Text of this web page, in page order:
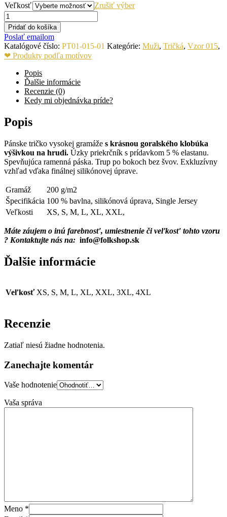
Veľkosť Zrušiť výber
Pridať do košíka
Poslať emailom
Katalógové číslo: PT01-015-01 Kategórie: Muži, Tričká, Vzor 015,
❤ Produkty podľa motívov
Popis
Ďalšie informácie
Recenzie (0)
Kedy mi objednávka príde?
Popis
Pánske tričko vysokej gramáže s krásnou goralského klobúka
výšivkou na hrudi. Úzky priekrčník s prídavkom 5 % elastanu.
Spevňujúca ramenná páska. Trup po bokoch bez švov. Exkluzívny
vzhľad vďaka finálnej silikónovej úprave.
Gramáž
200 g/m2
Špecifikácia 100 % bavlna, silikónová úprava, Single Jersey
Veľkosti
XS, S, M, L, XL, XXL,
Máte záujem o inú farebnosť, umiestnenie či veľkosť tohto vzoru
? Kontaktujte nás na: info@folkshop.sk
Ďalšie informácie
Veľkosť XS, S, M, L, XL, XXL, 3XL, 4XL
Recenzie
Zatiaľ niesú žiadne hodnotenia.
Zanechajte komentár
Vaše hodnotenie
Vaša správa
Meno *